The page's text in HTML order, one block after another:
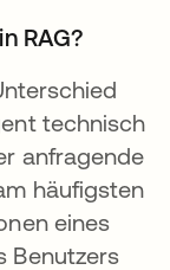
RAG?
technisch
anfragende
häufigsten
eines
Benutzers